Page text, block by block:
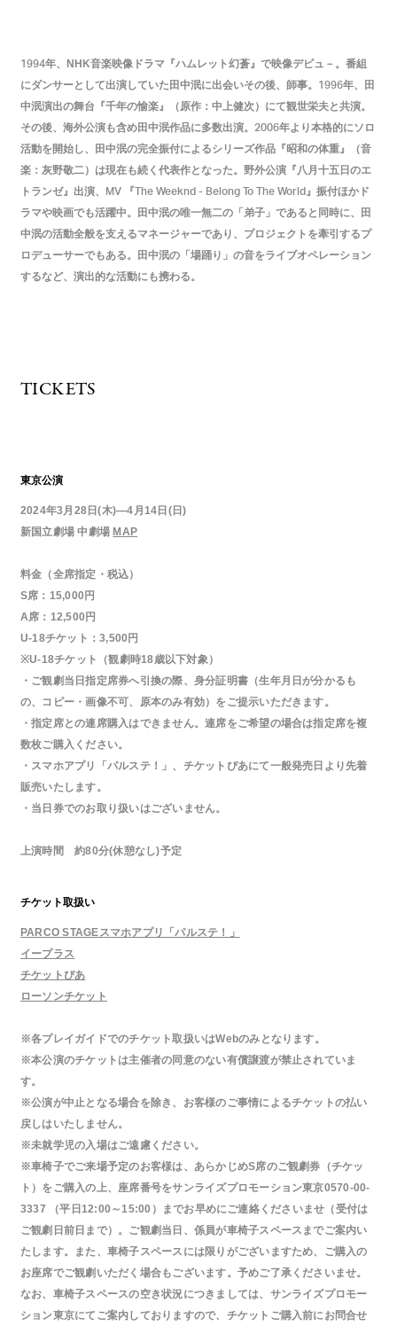
1994年、NHK音楽映像ドラマ『ハムレット幻蒼』で映像デビュ－。番組
にダンサーとして出演していた田中泯に出会いその後、師事。
1996年、田
中泯演出の舞台『千年の愉楽』（原作：中上健次）にて観世栄夫と共演。
その後、海外公演も含め田中泯作品に多数出演。 2006年より本格的にソロ
活動を開始し、田中泯の完全振付によるシリーズ作品『昭和の体重』（音
楽：灰野敬二）は現在も続く代表作となった。野外公演『八月十五日のエ
トランゼ』出演、
MV 『The Weeknd - Belong To The World 』振付ほかド
ラマや映画でも活躍中。田中泯の唯一無二の「弟子」であると同時に、田
中泯の活動全般を支えるマネージャーであり、プロジェクトを牽引するプ
ロデューサーでもある。田中泯の「場踊り」の音をライブオペレーション
するなど、演出的な活動にも携わる。
TICKETS
東京公演
2024年3月28日(木)―4月14日(日)
新国立劇場 中劇場 MAP
料金（全席指定・税込）
S席：15,000円
A席：12,500円
U-18チケット：3,500円
※U-18チケット（観劇時18歳以下対象）
・ご観劇当日指定席券へ引換の際、身分証明書（生年月日が分かるも
の、コピー・画像不可、原本のみ有効）をご提示いただきます。
・指定席との連席購入はできません。連席をご希望の場合は指定席を複
数枚ご購入ください。
・スマホアプリ「パルステ！」、チケットぴあにて一般発売日より先着
販売いたします。
・当日券でのお取り扱いはございません。
上演時間 約80分(休憩なし)予定
チケット取扱い
PARCO STAGEスマホアプリ「パルステ！」
イープラス
チケットぴあ
ローソンチケット
※各プレイガイドでのチケット取扱いはWebのみとなります。
※本公演のチケットは主催者の同意のない有償譲渡が禁止されていま
す。
※公演が中止となる場合を除き、お客様のご事情によるチケットの払い
戻しはいたしません。
※未就学児の入場はご遠慮ください。
※車椅子でご来場予定のお客様は、あらかじめS席のご観劇券（チケッ
ト）をご購入の上、座席番号をサンライズプロモーション東京0570-00-
3337 （平日12:00～15:00）までお早めにご連絡くださいませ（受付は
ご観劇日前日まで）。ご観劇当日、係員が車椅子スペースまでご案内い
たします。また、車椅子スペースには限りがございますため、ご購入の
お座席でご観劇いただく場合もございます。予めご了承くださいませ。
なお、車椅子スペースの空き状況につきましては、サンライズプロモー
ション東京にてご案内しておりますので、チケットご購入前にお問合せ